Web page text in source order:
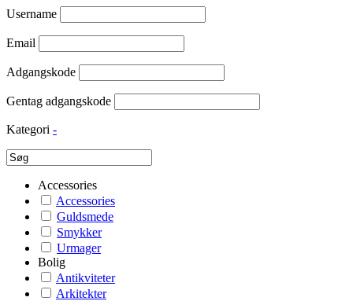
Username
Email
Adgangskode
Gentag adgangskode
Kategori -
Accessories
Accessories
Guldsmede
Smykker
Urmager
Bolig
Antikviteter
Arkitekter